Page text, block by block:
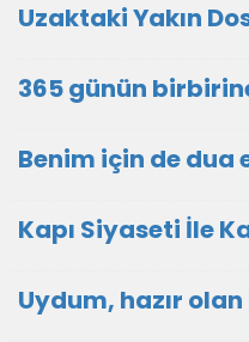
Uzaktaki Yakın
365 günün
Benim için de dua
Kapı Siyaseti İle
Uydum, hazır